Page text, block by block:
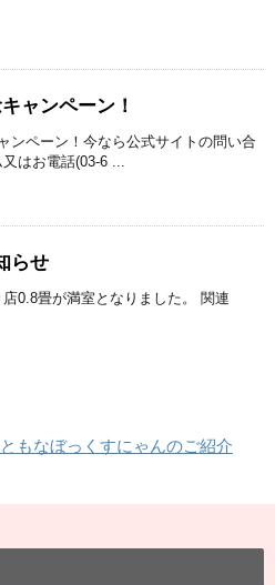
ャンペーン！
ンペーン！今なら公式サイトの問い合
はお電話(03-6 ...
らせ
0.8畳が満室となりました。 関連
もなぼっくすにゃんのご紹介